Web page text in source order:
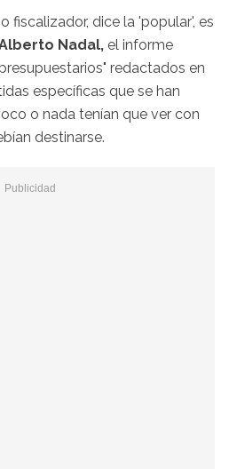
fiscalizador, dice la 'popular', es
Nadal, el informe
redactados en
específicas que se han
o nada tenían que ver con
destinarse.